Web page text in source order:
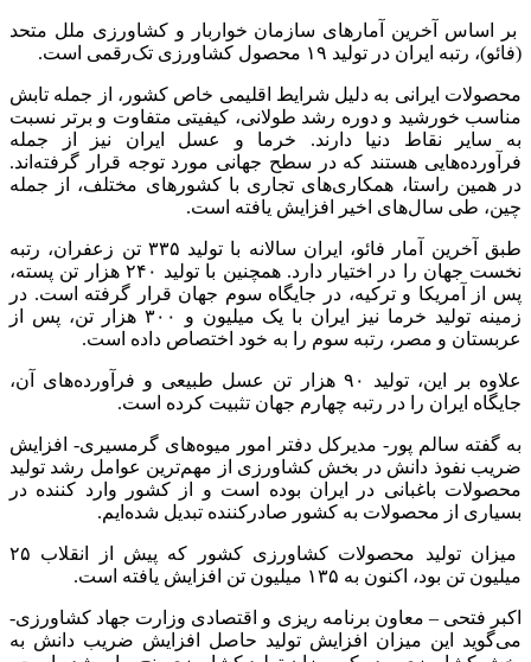
بر اساس آخرین آمارهای سازمان خواربار و کشاورزی ملل متحد
(فائو)، رتبه ایران در تولید ۱۹ محصول کشاورزی تک‌رقمی است.
محصولات ایرانی به دلیل شرایط اقلیمی خاص کشور، از جمله تابش
مناسب خورشید و دوره رشد طولانی، کیفیتی متفاوت و برتر نسبت
به سایر نقاط دنیا دارند. خرما و عسل ایران نیز از جمله
فرآورده‌هایی هستند که در سطح جهانی مورد توجه قرار گرفته‌اند.
در همین راستا، همکاری‌های تجاری با کشورهای مختلف، از جمله
چین، طی سال‌های اخیر افزایش یافته است.
طبق آخرین آمار فائو، ایران سالانه با تولید ۳۳۵ تن زعفران، رتبه
نخست جهان را در اختیار دارد. همچنین با تولید ۲۴۰ هزار تن پسته،
پس از آمریکا و ترکیه، در جایگاه سوم جهان قرار گرفته است. در
زمینه تولید خرما نیز ایران با یک میلیون و ۳۰۰ هزار تن، پس از
عربستان و مصر، رتبه سوم را به خود اختصاص داده است.
علاوه بر این، تولید ۹۰ هزار تن عسل طبیعی و فرآورده‌های آن،
جایگاه ایران را در رتبه چهارم جهان تثبیت کرده است.
به گفته سالم پور- مدیرکل دفتر امور میوه‌های گرمسیری- افزایش
ضریب نفوذ دانش در بخش کشاورزی از مهم‌ترین عوامل رشد تولید
محصولات باغبانی در ایران بوده است و از کشور وارد کننده در
بسیاری از محصولات به کشور صادرکننده تبدیل شده‌ایم.
میزان تولید محصولات کشاورزی کشور که پیش از انقلاب ۲۵
میلیون تن بود، اکنون به ۱۳۵ میلیون تن افزایش یافته است.
اکبر فتحی – معاون برنامه ریزی و اقتصادی وزارت جهاد کشاورزی-
می‌گوید این میزان افزایش تولید حاصل افزایش ضریب دانش به